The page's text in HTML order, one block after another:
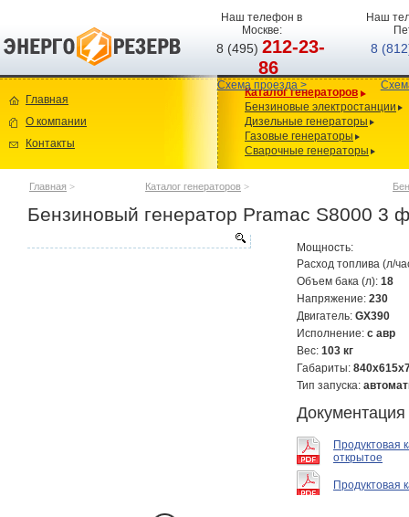
Наш телефон в
Москве:
8 (495)212-23-
86
Схема проезда >
Наш
8
Главная
О компании
Контакты
Каталог генераторов
Бензиновые электростанции
Дизельные генераторы
Газовые генераторы
Сварочные генераторы
Главная > Каталог генераторов >
Бензиновый генератор Pramac S8000 3
Мощность:
Расход топлива (л/
Объем бака (л): 18
Напряжение: 230
Двигатель: GX390
Исполнение: с авр
Вес: 103 кг
Габариты:
Тип запуска:
Документация
Продуктовая
открытое
Продуктовая